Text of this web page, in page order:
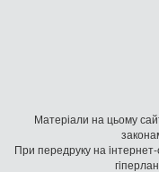
Матеріали на цьому
При передруку на iнтернет-